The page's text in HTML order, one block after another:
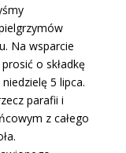
Na wsparcie
o składkę
5 lipca.
parafii i
z całego